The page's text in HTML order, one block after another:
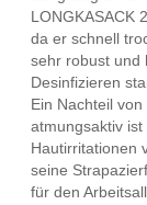
LONGKASACK
da er schnell
sehr robust und
Desinfizieren
Ein Nachteil
atmungsaktiv
Hautirritationen
seine
für den